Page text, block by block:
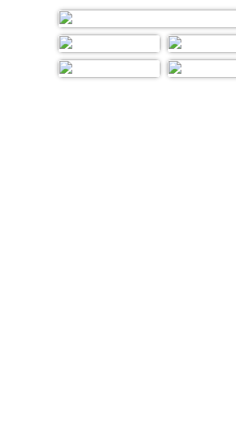
Subaru